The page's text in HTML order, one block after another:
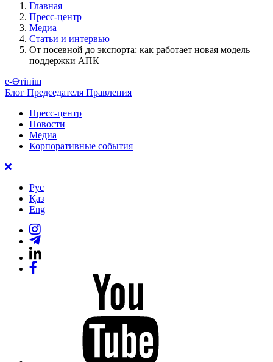
Главная
Пресс-центр
Медиа
Статьи и интервью
От посевной до экспорта: как работает новая модель
поддержки АПК
е-Өтініш
Блог Председателя Правления
Пресс-центр
Новости
Медиа
Корпоративные события
Рус
Қаз
Eng